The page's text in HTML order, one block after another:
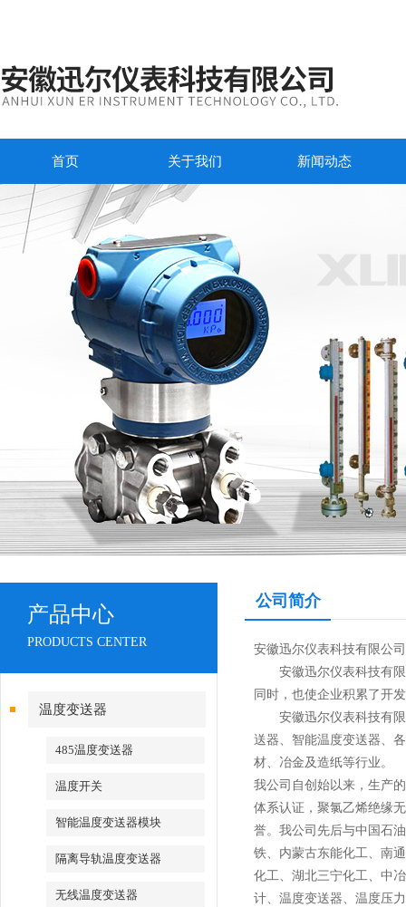
首页 关于我们 新闻动态
产品中心
PRODUCTS CENTER
温度变送器
485温度变送器
温度开关
智能温度变送器模块
隔离导轨温度变送器
无线温度变送器
公司简介
安徽迅尔仪表科技有限公司
安徽迅尔仪表科技有
同时，也使企业积累了开
安徽迅尔仪表科技有
送器、智能温度变送器、
材、冶金及造纸等行业。
我公司自创始以来，生产
体系认证，聚氯乙烯绝缘
誉。我公司先后与中国石
铁、内蒙古东能化工、南
化工、湖北三宁化工、中
计、温度变送器、温度压